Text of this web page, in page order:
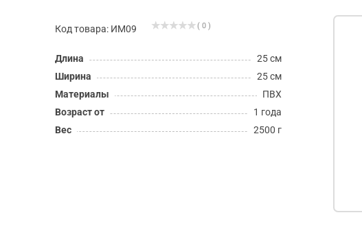
Код товара: ИМ09 ( 0 )
Длина
25 см
Ширина
25 см
Материалы
ПВХ
Возраст от
1 года
Вес
2500 г